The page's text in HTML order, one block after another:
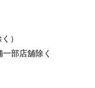
）
一部店舖除く